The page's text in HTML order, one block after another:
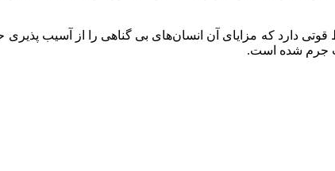
دارد که مزایای آن انسان‌های بی گناهی را از آسیب
جرم شده است.